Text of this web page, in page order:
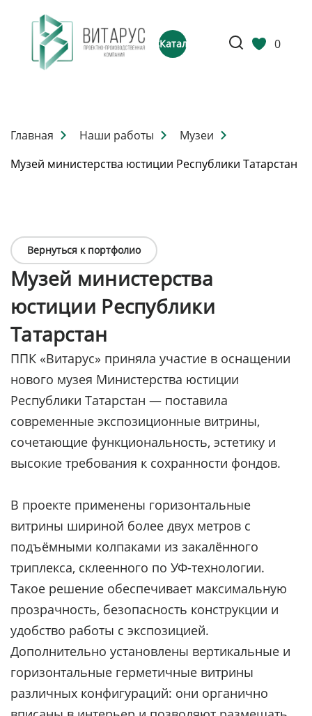
Каталог 0
Главная Наши работы
Музеи
Музей министерства юстиции Республики Татарстан
Вернуться к портфолио
Музей министерства
юстиции Республики
Татарстан
ППК «Витарус» приняла участие в оснащении
нового музея Министерства юстиции
Республики Татарстан — поставила
современные экспозиционные витрины,
сочетающие функциональность, эстетику и
высокие требования к сохранности фондов.
В проекте применены горизонтальные
витрины шириной более двух метров с
подъёмными колпаками из закалённого
триплекса, склеенного по УФ-технологии.
Такое решение обеспечивает максимальную
прозрачность, безопасность конструкции и
удобство работы с экспозицией.
Дополнительно установлены вертикальные и
горизонтальные герметичные витрины
различных конфигураций: они органично